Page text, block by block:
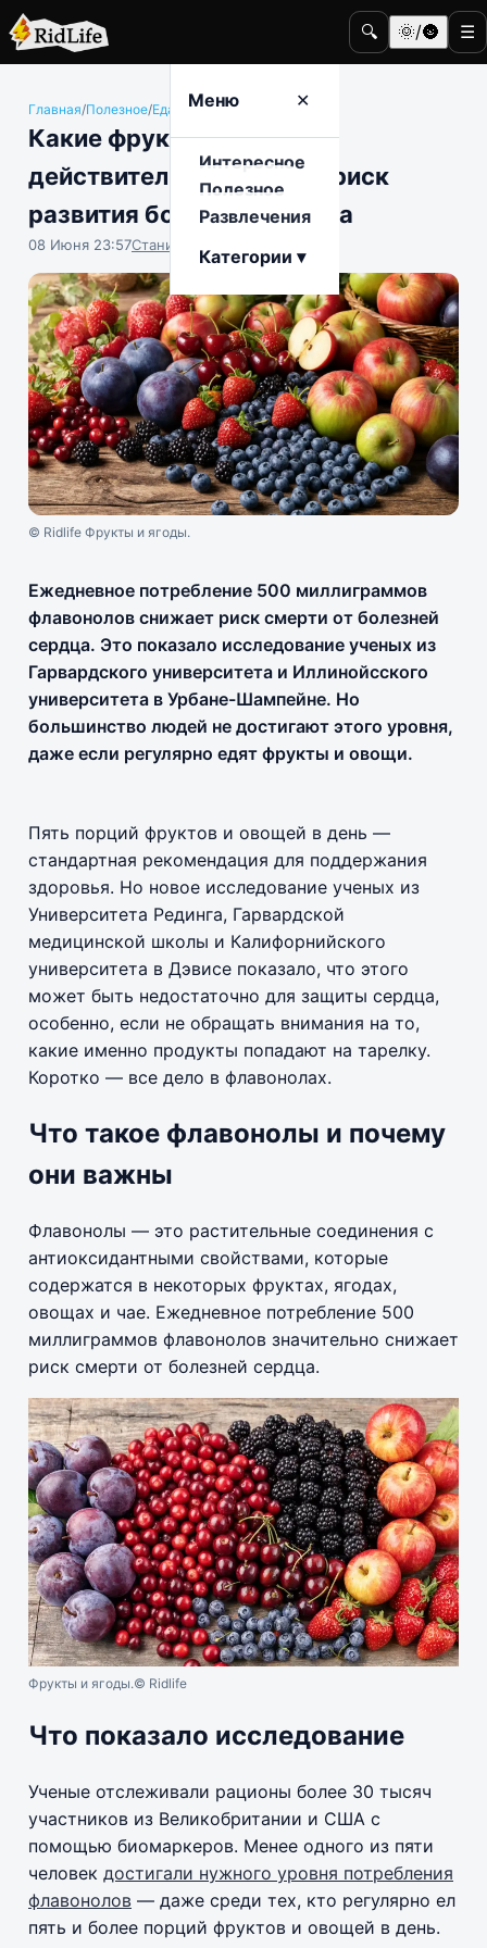
🔍 🌞/🌚 ☰
Меню ✕
Интересное
Полезное
Развлечения
Категории ▾
Главная/Полезное/Еда и гастрономия
Какие фрукты и ягоды
действительно снижают риск
развития болезней сердца
08 Июня 23:57Станислав Тимонов
© Ridlife Фрукты и ягоды.
Ежедневное потребление 500 миллиграммов
флавонолов снижает риск смерти от болезней
сердца. Это показало исследование ученых из
Гарвардского университета и Иллинойсского
университета в Урбане-Шампейне. Но
большинство людей не достигают этого уровня,
даже если регулярно едят фрукты и овощи.
Пять порций фруктов и овощей в день —
стандартная рекомендация для поддержания
здоровья. Но новое исследование ученых из
Университета Рединга, Гарвардской
медицинской школы и Калифорнийского
университета в Дэвисе показало, что этого
может быть недостаточно для защиты сердца,
особенно, если не обращать внимания на то,
какие именно продукты попадают на тарелку.
Коротко — все дело в флавонолах.
Что такое флавонолы и почему
они важны
Флавонолы — это растительные соединения с
антиоксидантными свойствами, которые
содержатся в некоторых фруктах, ягодах,
овощах и чае. Ежедневное потребление 500
миллиграммов флавонолов значительно снижает
риск смерти от болезней сердца.
Фрукты и ягоды.© Ridlife
Что показало исследование
Ученые отслеживали рационы более 30 тысяч
участников из Великобритании и США с
помощью биомаркеров. Менее одного из пяти
человек достигали нужного уровня потребления
флавонолов — даже среди тех, кто регулярно ел
пять и более порций фруктов и овощей в день.